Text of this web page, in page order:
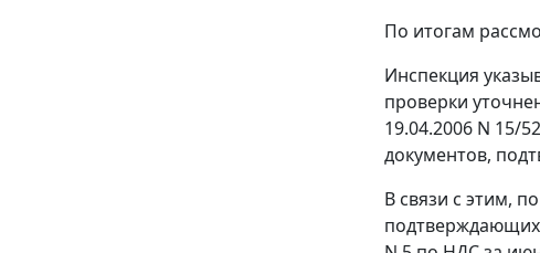
По итогам
Инспекция
проверки
19.04.2006 N 15/
документов,
В связи с этим,
подтверждающих